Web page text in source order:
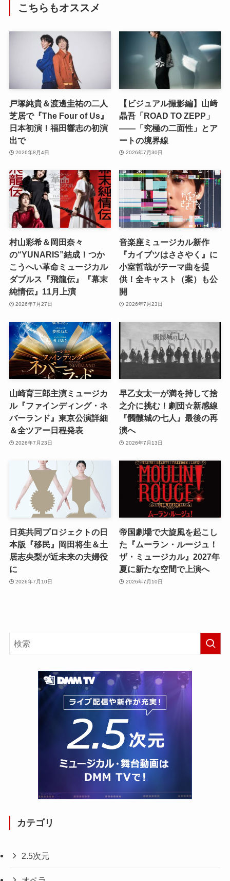
こちらもオススメ
戸塚純貴＆渡邊圭祐の二人
芝居で『The Four of Us』
日本初演！福田響志の初演
出で
2026年8月4日
【ビジュアル撮影編】山﨑
晶吾「ROAD TO ZEPP」
――「究極の二面性」とア
ートの境界線
2026年7月30日
村山彩希＆岡田奈々
の“YUNARIS”結成！つか
こうへい革命ミュージカル
ダブルス『飛龍伝』『幕末
純情伝』11月上演
2026年7月27日
音楽座ミュージカル新作
『カイブツはささやく』に
小室哲哉がテーマ曲を提
供！全キャスト（案）も公
開
2026年7月23日
山崎育三郎主演ミュージカ
ル『ファインディング・ネ
バーランド』東京公演詳細
＆全ツアー日程発表
2026年7月23日
早乙女太一が満を持して捨
之介に挑む！劇団☆新感線
『髑髏城の七人』最後の再
演へ
2026年7月13日
日英共同プロジェクトの日
本版『移民』岡田将生＆土
居志央梨が近未来の夫婦役
に
2026年7月10日
帝国劇場で大旋風を起こし
た『ムーラン・ルージュ！
ザ・ミュージカル』2027年
夏に新たな空間で上演へ
2026年7月10日
カテゴリ
2.5次元